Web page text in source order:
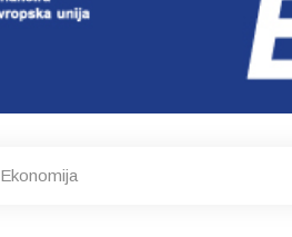
Ekonomija